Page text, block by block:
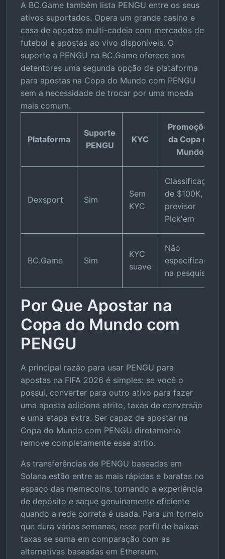
A BC.Game também lista PENGU entre os seus
ativos suportados. Opera um grande casino e
casa de apostas multi-cadeia com mercados de
futebol e apostas ao vivo disponíveis. O
suporte a PENGU na BC.Game oferece aos
detentores uma segunda opção de plataforma
para apostas na Copa do Mundo com PENGU
sem a necessidade de trocar por uma moeda
mais comum.
Plataforma
Suporte
PENGU
KYC
Promoções
da Copa do
Mundo
Dexsport Sim
Sem
KYC
Classificação
de $100K,
previsor
Pick'em
BC.Game Sim
KYC
suave
Não
especificado
na pesquisa
Por Que Apostar na
Copa do Mundo com
PENGU
A principal razão para usar PENGU para
apostas na FIFA 2026 é simples: se você o
possui, converter para outro ativo para fazer
uma aposta adiciona atrito, taxas de conversão
e uma etapa extra. Ser capaz de apostar na
Copa do Mundo com PENGU diretamente
remove completamente esse atrito.
As transferências de PENGU baseadas em
Solana estão entre as mais rápidas e baratas no
espaço das memecoins, tornando a experiência
de depósito e saque genuinamente eficiente
quando a rede correta é usada. Para um torneio
que dura várias semanas, esse perfil de baixas
taxas se soma em comparação com as
alternativas baseadas em Ethereum.